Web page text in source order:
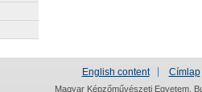
English content Címlap
Magyar Képzőművészeti Egyetem,